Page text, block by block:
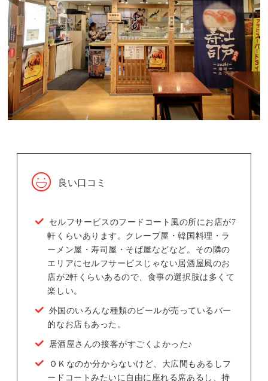
良い口コミ
セルフサービスのフードコート風の所にお店が7
軒くらいあります。クレープ屋・韓国料理・ラ
ーメン屋・寿司屋・そば屋などなど。その隣の
エリアにセルフサービスじゃない居酒屋風のお
店が2軒くらいあるので、食事の選択肢は多くて
楽しい。
外国のいろんな種類のビールが売っているバー
的なお店もあった。
居酒屋さんの接客がすごくよかった♪
ＯＫなのか分からないけど、大広間もあるしフ
ードコートみたいに自由に座れる席あるし、持